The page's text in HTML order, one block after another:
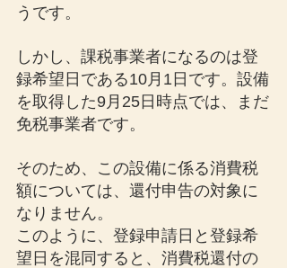
うです。
しかし、課税事業者になるのは登
録希望日である10月1日です。設備
を取得した9月25日時点では、まだ
免税事業者です。
そのため、この設備に係る消費税
額については、還付申告の対象に
なりません。
このように、登録申請日と登録希
望日を混同すると、消費税還付の